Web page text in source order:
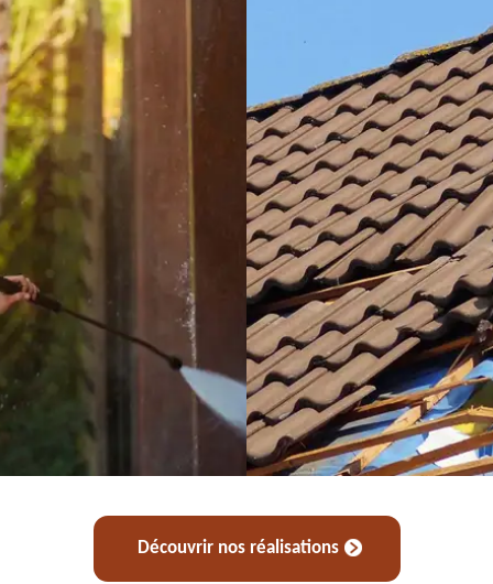
Découvrir nos réalisations